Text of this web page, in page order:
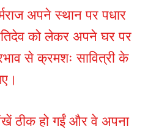
अपने स्थान पर पधार
को लेकर अपने घर पर
से क्रमशः सावित्री के
ठीक हो गईं और वे अपना